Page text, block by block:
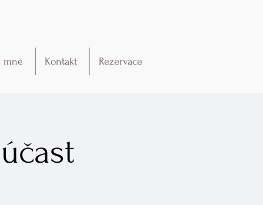
mně Kontakt Rezervace